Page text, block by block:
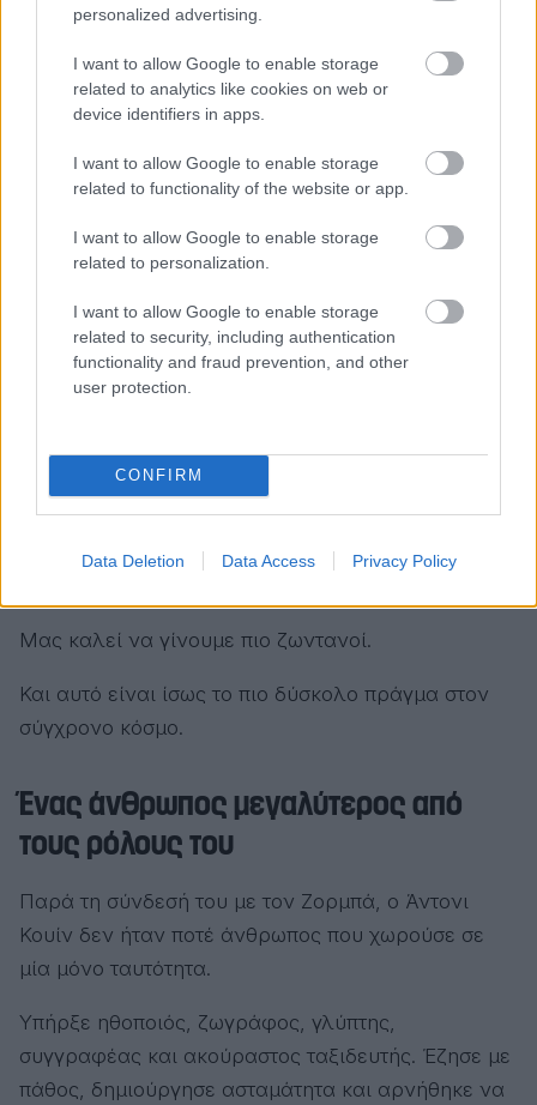
personalized advertising.
I want to allow Google to enable storage
related to analytics like cookies on web or
device identifiers in apps.
I want to allow Google to enable storage
related to functionality of the website or app.
I want to allow Google to enable storage
related to personalization.
I want to allow Google to enable storage
related to security, including authentication
functionality and fraud prevention, and other
user protection.
CONFIRM
Data Deletion Data Access Privacy Policy
Ζούμε σε μια περίοδο που χαρακτηρίζεται από
Ποτέ άλλοτε οι άνθρωποι δεν είχαν πρόσβαση σε
τόσο συχνά εξαντλημένοι.
Τα κοινωνικά δίκτυα δημιούργησαν έναν κόσμο
όπου η εικόνα συχνά έχει μεγαλύτερη σημασία από
εαυτό τους με τους άλλους, κυνηγούν μια ιδανική
ζωή και συχνά ξεχνούν να ζήσουν τη δική τους.
μοιάζει σχεδόν επαναστατική.
Μας καλεί να γίνουμε πιο ζωντανοί.
Και αυτό είναι ίσως το πιο δύσκολο πράγμα στον
σύγχρονο κόσμο.
Ένας άνθρωπος μεγαλύτερος από
τους ρόλους του
Παρά τη σύνδεσή του με τον Ζορμπά, ο Άντονι
Κουίν δεν ήταν ποτέ άνθρωπος που χωρούσε σε
μία μόνο ταυτότητα.
Υπήρξε ηθοποιός, ζωγράφος, γλύπτης,
συγγραφέας και ακούραστος ταξιδευτής. Έζησε με
πάθος, δημιούργησε ασταμάτητα και αρνήθηκε να